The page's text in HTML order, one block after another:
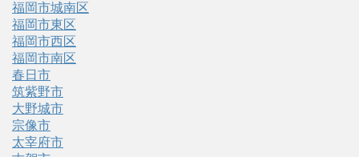
福岡市城南区
福岡市東区
福岡市西区
福岡市南区
春日市
筑紫野市
大野城市
宗像市
太宰府市